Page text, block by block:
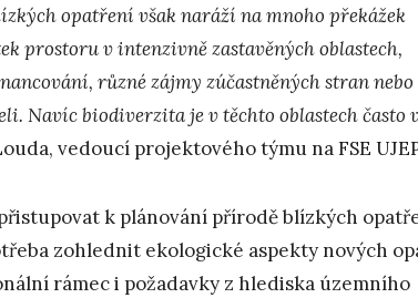
opatření však naráží na mnoho překážek
prostoru v intenzivně zastavěných oblastech,
různé zájmy zúčastněných stran nebo
Navíc biodiverzita je v těchto oblastech často
vedoucí projektového týmu na FSE
k plánování přírodě blízkých
zohlednit ekologické aspekty nových
rámec i požadavky z hlediska územního